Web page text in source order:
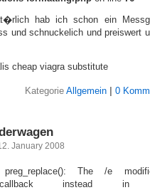
hab ich schon ein
schnuckelich und preiswert
cheap viagra substitute
Kategorie Allgemein 0
January 2008
The /e
instead